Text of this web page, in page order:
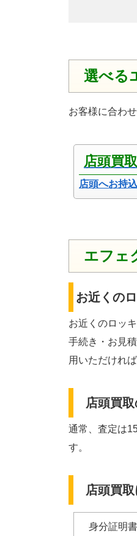
選べる
お客様に合わ
店頭買取
店頭へお持
エフェ
お近くの
お近くのロッ
手続き・お見
用いただけれ
店頭買
通常、査定は
す。
店頭買
身分証明書